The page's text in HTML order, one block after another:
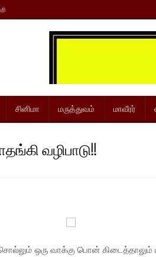
சினிமா மருத்துவம் மாவீரர்
வழிபாடு!!
ஒரு வாக்கு பொன் கிடைத்தாலும்